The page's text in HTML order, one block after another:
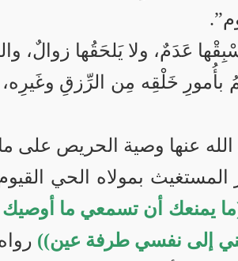
عَدَمٌ، ولا يَلحَقُها
بأُمورِ خَلْقِه مِن الرِّزقِ
عنها وصية الحريص على
المستغيث بمولاه الحي
يمنعك أن تسمعي ما أوصيك
إلى نفسي طرفة عين)) رواه